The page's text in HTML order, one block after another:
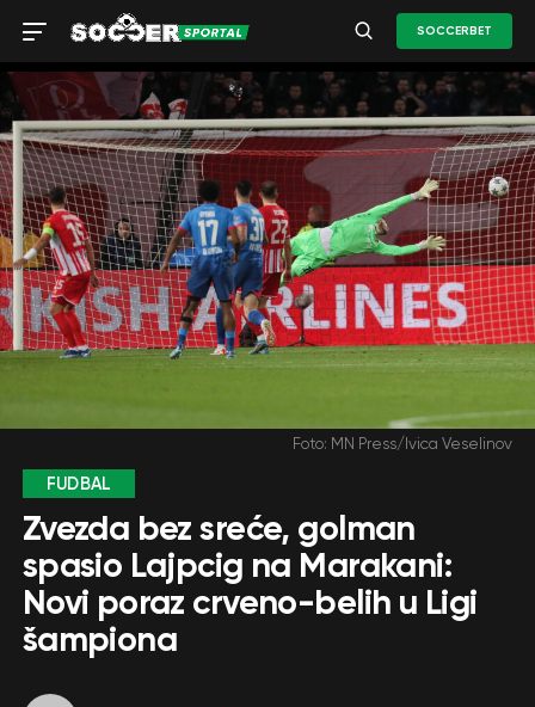
SOCCERBET
Foto: MN Press/Ivica Veselinov
FUDBAL
Zvezda bez sreće, golman
spasio Lajpcig na Marakani:
Novi poraz crveno-belih u Ligi
šampiona